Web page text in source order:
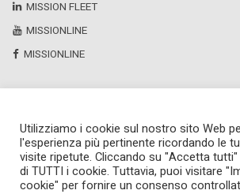
MISSION FLEET
MISSIONLINE
MISSIONLINE
Copyright © 2025 by Newsteca
P.Iva 13171520151
Utilizziamo i cookie sul nostro sito Web
l'esperienza più pertinente ricordando le
visite ripetute. Cliccando su "Accetta
di TUTTI i cookie. Tuttavia, puoi visitare
cookie" per fornire un consenso